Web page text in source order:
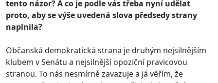
tento názor? A co je podle vás třeba nyní udělat
proto, aby se výše uvedená slova předsedy strany
naplnila?
Občanská demokratická strana je druhým nejsilnějším
klubem v Senátu a nejsilnější opoziční pravicovou
stranou. To nás nesmírně zavazuje a já věřím, že